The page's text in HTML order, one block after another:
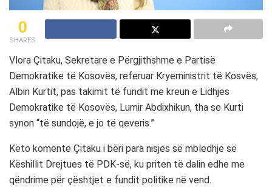
0
SHARES
Vlora Çitaku, Sekretare e Përgjithshme e Partisë
Demokratike të Kosovës, referuar Kryeministrit të Kosvës,
Albin Kurtit, pas takimit të fundit me kreun e Lidhjes
Demokratike të Kosovës, Lumir Abdixhikun, tha se Kurti
synon “të sundojë, e jo të qeveris.”
Këto komente Çitaku i bëri para nisjes së mbledhje së
Këshillit Drejtues të PDK-së, ku priten të dalin edhe me
qëndrime për çështjet e fundit politike në vend.